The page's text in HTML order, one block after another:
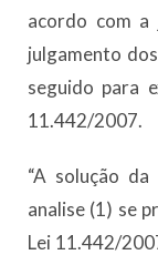
acordo com a
julgamento
seguido para
11.442/2007.
“A solução
analise (1) se
Lei 11.442/